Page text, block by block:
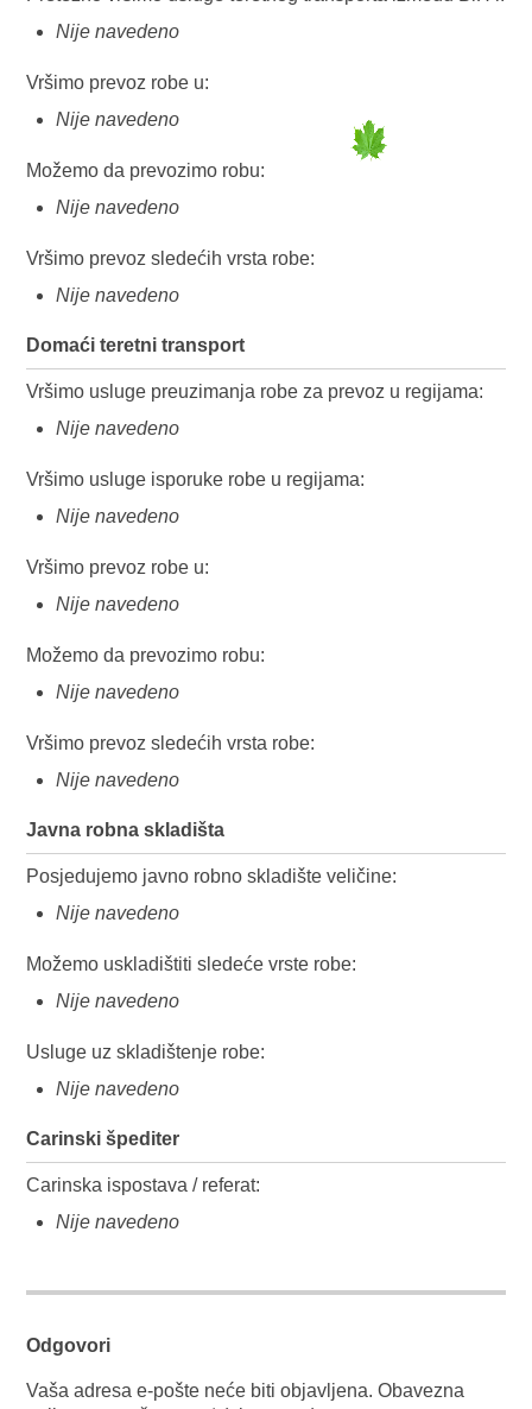
Nije navedeno
Vršimo prevoz robe u:
Nije navedeno
Možemo da prevozimo robu:
Nije navedeno
Vršimo prevoz sledećih vrsta robe:
Nije navedeno
Domaći teretni transport
Vršimo usluge preuzimanja robe za prevoz u regijama:
Nije navedeno
Vršimo usluge isporuke robe u regijama:
Nije navedeno
Vršimo prevoz robe u:
Nije navedeno
Možemo da prevozimo robu:
Nije navedeno
Vršimo prevoz sledećih vrsta robe:
Nije navedeno
Javna robna skladišta
Posjedujemo javno robno skladište veličine:
Nije navedeno
Možemo uskladištiti sledeće vrste robe:
Nije navedeno
Usluge uz skladištenje robe:
Nije navedeno
Carinski špediter
Carinska ispostava / referat:
Nije navedeno
Odgovori
Vaša adresa e-pošte neće biti objavljena. Obavezna